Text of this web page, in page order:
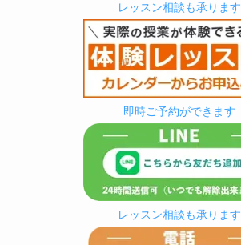
レッスン相談も承ります
即時ご予約ができます
レッスン相談も承ります